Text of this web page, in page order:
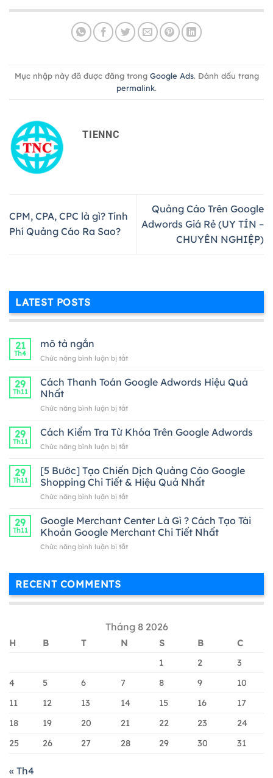
Mục nhập này đã được đăng trong Google Ads. Đánh dấu trang
permalink.
TIENNC
CPM, CPA, CPC là gì? Tính
Phí Quảng Cáo Ra Sao?
Quảng Cáo Trên Google
Adwords Giá Rẻ (UY TÍN –
CHUYÊN NGHIỆP)
LATEST POSTS
21
Th4
mô tả ngắn
Chức năng bình luận bị tắtở
tả
ngắn
29
Th11
Cách Thanh Toán Google Adwords Hiệu Quả
Nhất
Chức năng bình luận bị tắtở
Thanh
Hiệu
Quả
29
Th11
Cách Kiểm Tra Từ Khóa Trên Google Adwords
Chức năng bình luận bị tắtở
Kiểm
Tra
Từ
Khóa
Google
Adwords
29
Th11
[5 Bước] Tạo Chiến Dịch Quảng Cáo Google
Shopping Chi Tiết & Hiệu Quả Nhất
Chức năng bình luận bị tắtở
Bước]
Tạo
Chiến
Dịch
Chi
Hiệu
29
Th11
Google Merchant Center Là Gì ? Cách Tạo Tài
Khoản Google Merchant Chi Tiết Nhất
Chức năng bình luận bị tắtở
Gì
Tạo
Nhất
RECENT COMMENTS
Tháng 8 2026
H B T N S B
C
1
2
3
4
5 6 7 8 9
10
11
12 13 14 15 16
17
18
19 20 21 22 23
24
25
26 27 28 29 30 31
« Th4